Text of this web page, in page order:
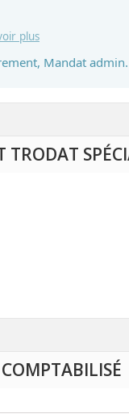
plus
Mandat
TRODAT